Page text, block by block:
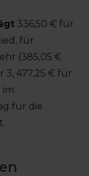
336,50 € für
für
(385,05 €
477,25 € für
im
für die